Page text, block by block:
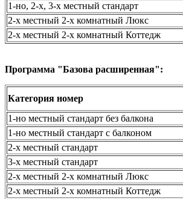
1-но, 2-х, 3-х местный стандарт
2-х местный 2-х комнатный Люкс
2-х местный 2-х комнатный Коттедж
Программа "Базова расширенная":
Категория номер
1-но местный стандарт без балкона
1-но местный стандарт с балконом
2-х местный стандарт
3-х местный стандарт
2-х местный 2-х комнатный Люкс
2-х местный 2-х комнатный Коттедж